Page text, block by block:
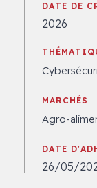
DATE DE
2026
MARCHÉS
Agro-
DATE
26/05/